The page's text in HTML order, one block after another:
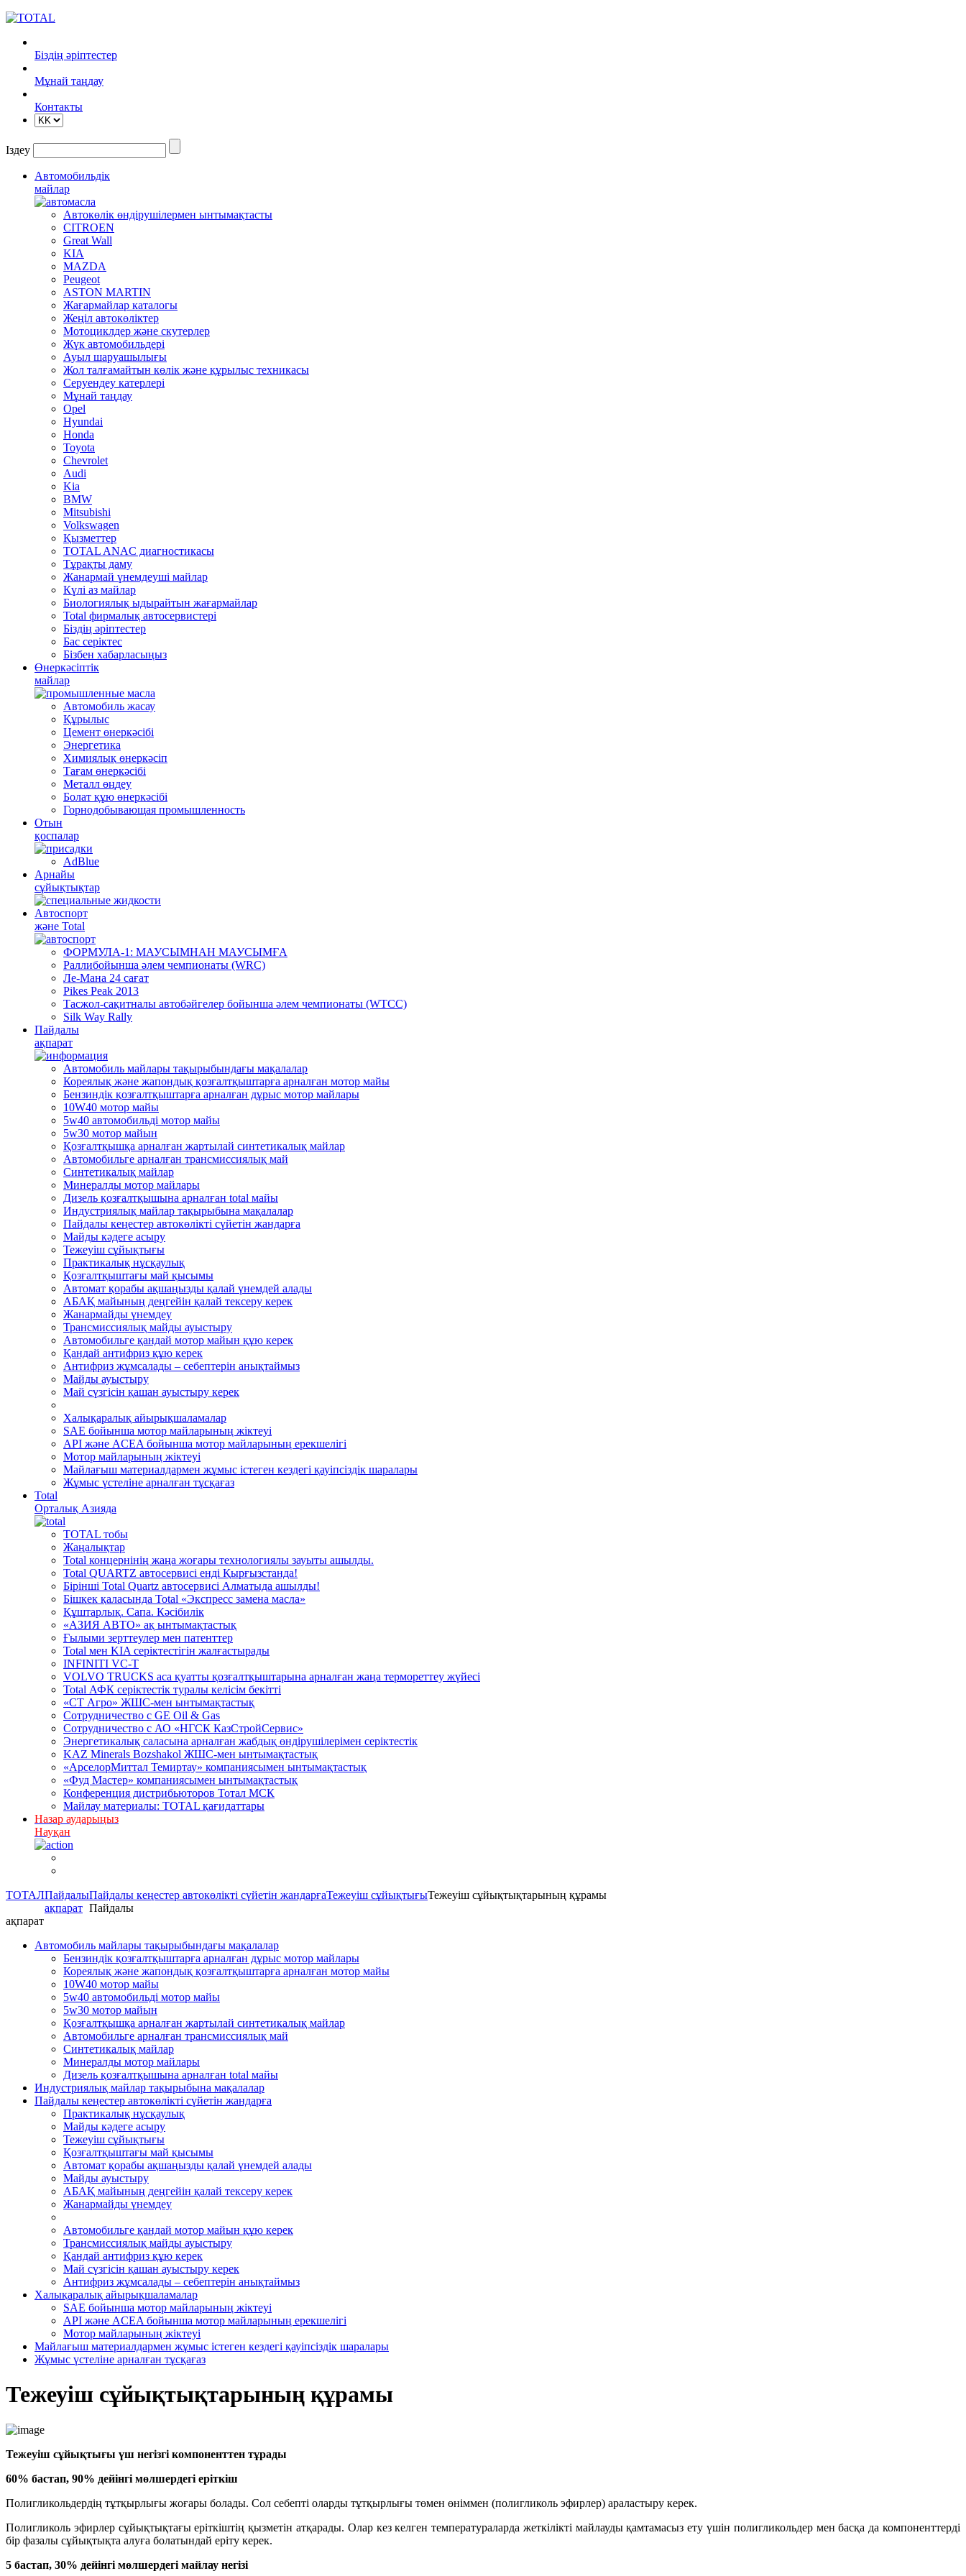
Біздің әріптестер
Mұнай таңдау
Контакты
Іздеу
Автомобильдік
майлар
Автокөлік өндірушілермен ынтымақтасты
CITROEN
Great Wall
KIA
MAZDA
Peugeot
ASTON MARTIN
Жағармайлар каталогы
Жеңіл автокөліктер
Мотоциклдер және скутерлер
Жүк автомобильдері
Ауыл шаруашылығы
Жол талғамайтын көлік және құрылыс техникасы
Серуендеу катерлері
Mұнай таңдау
Opel
Hyundai
Honda
Toyota
Chevrolet
Audi
Kia
BMW
Mitsubishi
Volkswagen
Қызметтер
TOTAL ANAC диагностикасы
Тұрақты даму
Жанармай үнемдеуші майлар
Күлі аз майлар
Биологиялық ыдырайтын жағармайлар
Total фирмалық автосервистері
Біздің әріптестер
Бас серіктес
Бізбен хабарласыңыз
Өнеркәсіптік
майлар
Автомобиль жасау
Құрылыс
Цемент өнеркәсібі
Энергетика
Химиялық өнеркәсіп
Тағам өнеркәсібі
Металл өңдеу
Болат құю өнеркәсібі
Горнодобывающая промышленность
Отын
қоспалар
AdBlue
Арнайы
сұйықтықтар
Автоспорт
және Total
ФОРМУЛА-1: МАУСЫМНАН МАУСЫМҒА
Раллибойынша әлем чемпионаты (WRC)
Ле-Мана 24 сағат
Pikes Peak 2013
Тасжол-сақитналы автобәйгелер бойынша әлем чемпионаты (WTCC)
Silk Way Rally
Пайдалы
ақпарат
Автомобиль майлары тақырыбындағы мақалалар
Кореялық және жапондық қозғалтқыштарға арналған мотор майы
Бензиндік қозғалтқыштарға арналған дұрыс мотор майлары
10W40 мотор майы
5w40 автомобильді мотор майы
5w30 мотор майын
Қозғалтқышқа арналған жартылай синтетикалық майлар
Автомобильге арналған трансмиссиялық май
Синтетикалық майлар
Минералды мотор майлары
Дизель қозғалтқышына арналған total майы
Индустриялық майлар тақырыбына мақалалар
Пайдалы кеңестер автокөлікті сүйетін жандарға
Mайды кәдеге асыру
Тежеуіш cұйықтығы
Практикалық нұсқаулық
Қозғалтқыштағы май қысымы
Автомат қорабы ақшаңызды қалай үнемдей алады
АБАҚ майының деңгейін қалай тексеру керек
Жанармайды үнемдеу
Трансмиссиялық майды ауыстыру
Автомобильге қандай мотор майын құю керек
Қандай антифриз құю керек
Антифриз жұмсалады – себептерін анықтаймыз
Майды ауыстыру
Май сүзгісін қашан ауыстыру керек
Халықаралық айырықшаламалар
SAE бойынша мотор майларының жіктеуі
API және ACEA бойынша мотор майларының ерекшелігі
Мотор майларының жіктеуі
Майлағыш материалдармен жұмыс істеген кездегі қауіпсіздік шаралары
Жұмыс үстеліне арналған тұсқағаз
Total
Орталық Азияда
TOTAL тобы
Жаңалықтар
Total концернінің жаңа жоғары технологиялы зауыты ашылды.
Total QUARTZ автосервисі енді Қырғызстанда!
Бірінші Total Quartz автосервисі Алматыда ашылды!
Бішкек қаласында Total «Экспресс замена масла»
Құштарлық. Сапа. Кәсібилік
«АЗИЯ АВТО» ақ ынтымақтастық
Ғылыми зерттеулер мен патенттер
Total мен KIA серіктестігін жалғастырады
INFINITI VC-T
VOLVO TRUCKS аса қуатты қозғалтқыштарына арналған жаңа термореттеу жүйесі
Total АФК серіктестік туралы келісім бекітті
«СТ Агро» ЖШС-мен ынтымақтастық
Сотрудничество c GE Oil & Gas
Сотрудничество с АО «НГСК КазСтройСервис»
Энергетикалық саласына арналған жабдық өндірушілерімен серіктестік
KAZ Minerals Bozshakol ЖШС-мен ынтымақтастық
«АрселорМиттал Темиртау» компаниясымен ынтымақтастық
«Фуд Мастер» компаниясымен ынтымақтастық
Конференция дистрибьюторов Тотал МСК
Майлау материалы: TOTAL қағидаттары
Назар аударыңыз
Науқан
ТОТАЛПайдалы
ақпарат
Пайдалы кеңестер автокөлікті сүйетін жандарғаТежеуіш cұйықтығыТежеуіш сұйықтықтарының құрамы
Пайдалы
ақпарат
Автомобиль майлары тақырыбындағы мақалалар
Бензиндік қозғалтқыштарға арналған дұрыс мотор майлары
Кореялық және жапондық қозғалтқыштарға арналған мотор майы
10W40 мотор майы
5w40 автомобильді мотор майы
5w30 мотор майын
Қозғалтқышқа арналған жартылай синтетикалық майлар
Автомобильге арналған трансмиссиялық май
Синтетикалық майлар
Минералды мотор майлары
Дизель қозғалтқышына арналған total майы
Индустриялық майлар тақырыбына мақалалар
Пайдалы кеңестер автокөлікті сүйетін жандарға
Практикалық нұсқаулық
Mайды кәдеге асыру
Тежеуіш cұйықтығы
Қозғалтқыштағы май қысымы
Автомат қорабы ақшаңызды қалай үнемдей алады
Майды ауыстыру
АБАҚ майының деңгейін қалай тексеру керек
Жанармайды үнемдеу
Автомобильге қандай мотор майын құю керек
Трансмиссиялық майды ауыстыру
Қандай антифриз құю керек
Май сүзгісін қашан ауыстыру керек
Антифриз жұмсалады – себептерін анықтаймыз
Халықаралық айырықшаламалар
SAE бойынша мотор майларының жіктеуі
API және ACEA бойынша мотор майларының ерекшелігі
Мотор майларының жіктеуі
Майлағыш материалдармен жұмыс істеген кездегі қауіпсіздік шаралары
Жұмыс үстеліне арналған тұсқағаз
Тежеуіш сұйықтықтарының құрамы
Тежеуіш сұйықтығы үш негізгі компоненттен тұрады
60% бастап, 90% дейінгі мөлшердегі еріткіш
Полигликольдердің тұтқырлығы жоғары болады. Сол себепті оларды тұтқырлығы төмен өніммен (полигликоль эфирлер) араластыру керек.
Полигликоль эфирлер сұйықтықтағы еріткіштің қызметін атқарады. Олар кез келген температураларда жеткілікті майлауды қамтамасыз ету үшін полигликольдер мен басқа да компоненттерді
бір фазалы сұйықтықта алуға болатындай еріту керек.
5 бастап, 30% дейінгі мөлшердегі майлау негізі